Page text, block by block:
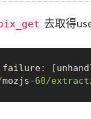
去取得
failure:
mozjs-60/